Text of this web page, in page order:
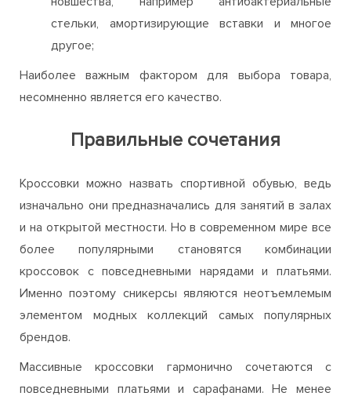
использования обуви;
новшества, например антибактериальные
стельки, амортизирующие вставки и многое
несомненно является его качество.
Правильные сочетания
изначально они предназначались для занятий в залах
и на открытой местности. Но в современном мире все
более популярными становятся комбинации
Именно поэтому сникерсы являются неотъемлемым
элементом модных коллекций самых популярных